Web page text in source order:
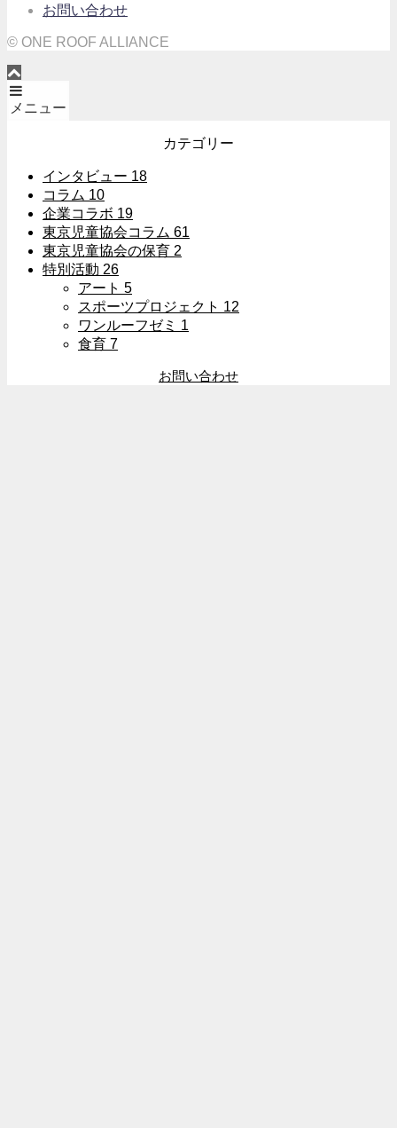
お問い合わせ
© ONE ROOF ALLIANCE
メニュー
カテゴリー
インタビュー 18
コラム 10
企業コラボ 19
東京児童協会コラム 61
東京児童協会の保育 2
特別活動 26
アート 5
スポーツプロジェクト 12
ワンルーフゼミ 1
食育 7
お問い合わせ